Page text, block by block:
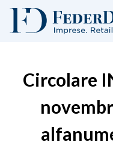
Circolare